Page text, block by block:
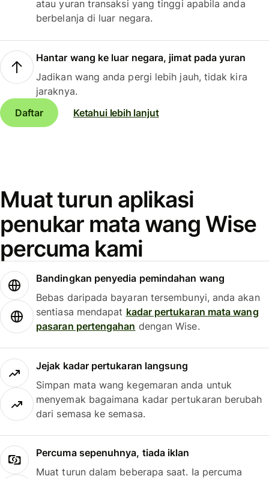
atau yuran transaksi yang tinggi apabila anda
berbelanja di luar negara.
Hantar wang ke luar negara, jimat pada yuran
Jadikan wang anda pergi lebih jauh, tidak kira
jaraknya.
Daftar
Ketahui lebih lanjut
Muat turun aplikasi
penukar mata wang Wise
percuma kami
Bandingkan penyedia pemindahan wang
Bebas daripada bayaran tersembunyi, anda akan
sentiasa mendapat kadar pertukaran mata wang
pasaran pertengahan dengan Wise.
Jejak kadar pertukaran langsung
Simpan mata wang kegemaran anda untuk
menyemak bagaimana kadar pertukaran berubah
dari semasa ke semasa.
Percuma sepenuhnya, tiada iklan
Muat turun dalam beberapa saat. Ia percuma